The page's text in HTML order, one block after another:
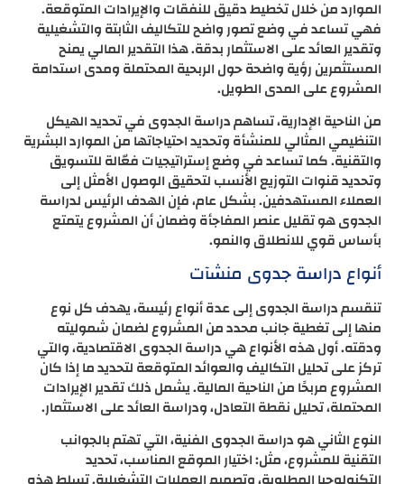
الموارد من خلال تخطيط دقيق للنفقات والإيرادات المتوقعة.
فهي تساعد في وضع تصور واضح للتكاليف الثابتة والتشغيلية
وتقدير العائد على الاستثمار بدقة. هذا التقدير المالي يمنح
المستثمرين رؤية واضحة حول الربحية المحتملة ومدى استدامة
المشروع على المدى الطويل.
من الناحية الإدارية، تساهم دراسة الجدوى في تحديد الهيكل
التنظيمي المثالي للمنشأة وتحديد احتياجاتها من الموارد البشرية
والتقنية. كما تساعد في وضع إستراتيجيات فعّالة للتسويق
وتحديد قنوات التوزيع الأنسب لتحقيق الوصول الأمثل إلى
العملاء المستهدفين. بشكل عام، فإن الهدف الرئيس لدراسة
الجدوى هو تقليل عنصر المفاجأة وضمان أن المشروع يتمتع
بأساس قوي للانطلاق والنمو.
أنواع دراسة جدوى منشآت
تنقسم دراسة الجدوى إلى عدة أنواع رئيسة، يهدف كل نوع
منها إلى تغطية جانب محدد من المشروع لضمان شموليته
ودقته. أول هذه الأنواع هي دراسة الجدوى الاقتصادية، والتي
تركز على تحليل التكاليف والعوائد المتوقعة لتحديد ما إذا كان
المشروع مربحًا من الناحية المالية. يشمل ذلك تقدير الإيرادات
المحتملة، تحليل نقطة التعادل، ودراسة العائد على الاستثمار.
النوع الثاني هو دراسة الجدوى الفنية، التي تهتم بالجوانب
التقنية للمشروع، مثل: اختيار الموقع المناسب، تحديد